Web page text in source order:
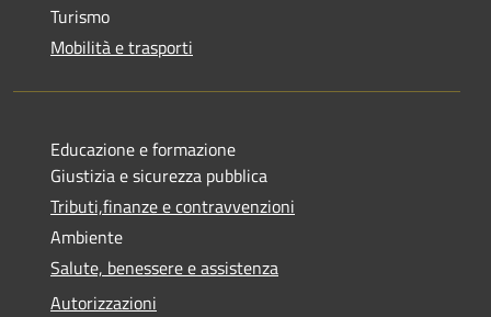
Turismo
Mobilità e trasporti
Educazione e formazione
Giustizia e sicurezza pubblica
Tributi,finanze e contravvenzioni
Ambiente
Salute, benessere e assistenza
Autorizzazioni